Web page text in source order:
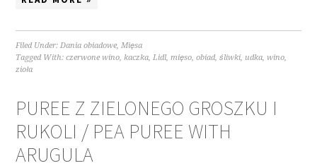
Filed Under:Dania obiadowe,Mięsa
Tagged With:czerwone wino,kaczka,Lidl,mięso,obiad,śliwki, udka,wino,
zioła
PUREE Z ZIELONEGO GROSZKU I
RUKOLI / PEA PUREE WITH
ARUGULA